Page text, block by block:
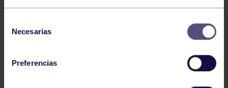
Necesarias
Preferencias
MUNDIAL